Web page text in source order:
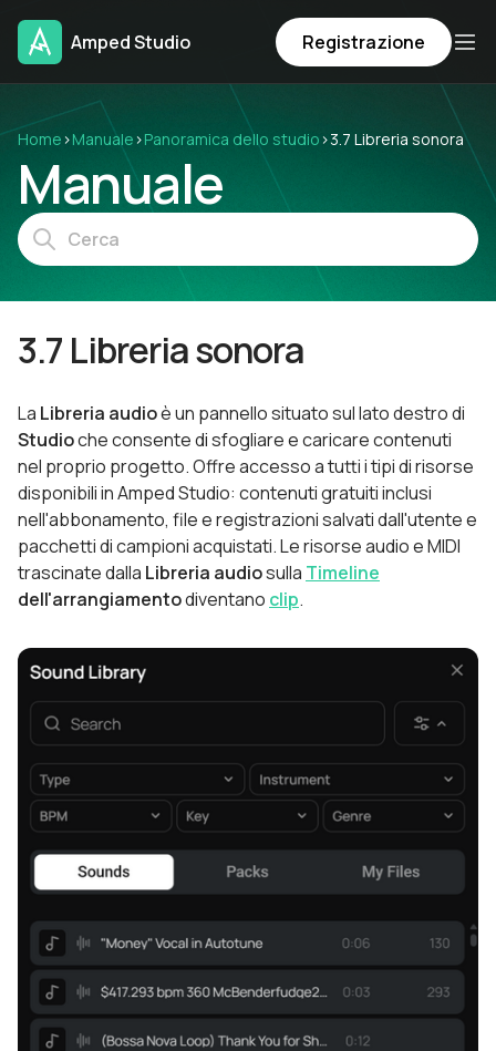
Amped Studio Registrazione
Home ›Manuale ›Panoramica dello studio ›3.7 Libreria sonora
Manuale
3.7 Libreria sonora
La Libreria audioè un pannello situato sul lato destro di
Studioche consente di sfogliare e caricare contenuti
nel proprio progetto. Offre accesso a tutti i tipi di risorse
disponibili in Amped Studio: contenuti gratuiti inclusi
nell'abbonamento, file e registrazioni salvati dall'utente e
pacchetti di campioni acquistati. Le risorse audio e MIDI
trascinate dalla Libreria audiosulla Timeline
dell'arrangiamentodiventano clip.